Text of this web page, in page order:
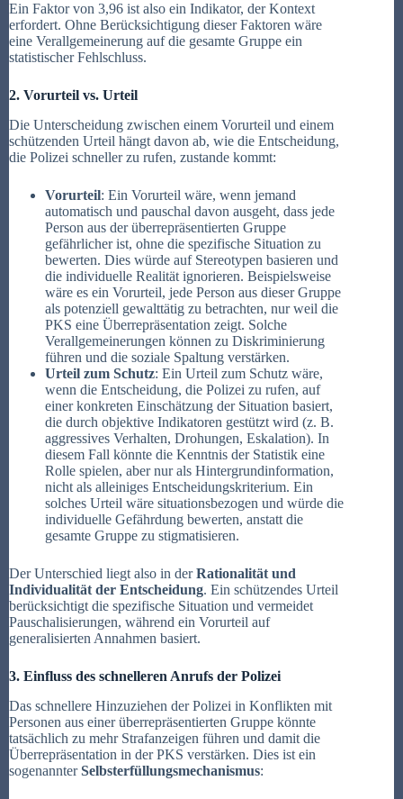
Ein Faktor von 3,96 ist also ein Indikator, der Kontext
erfordert. Ohne Berücksichtigung dieser Faktoren wäre
eine Verallgemeinerung auf die gesamte Gruppe ein
statistischer Fehlschluss.
2. Vorurteil vs. Urteil
Die Unterscheidung zwischen einem Vorurteil und einem
schützenden Urteil hängt davon ab, wie die Entscheidung,
die Polizei schneller zu rufen, zustande kommt:
Vorurteil: Ein Vorurteil wäre, wenn jemand
automatisch und pauschal davon ausgeht, dass jede
Person aus der überrepräsentierten Gruppe
gefährlicher ist, ohne die spezifische Situation zu
bewerten. Dies würde auf Stereotypen basieren und
die individuelle Realität ignorieren. Beispielsweise
wäre es ein Vorurteil, jede Person aus dieser Gruppe
als potenziell gewalttätig zu betrachten, nur weil die
PKS eine Überrepräsentation zeigt. Solche
Verallgemeinerungen können zu Diskriminierung
führen und die soziale Spaltung verstärken.
Urteil zum Schutz: Ein Urteil zum Schutz wäre,
wenn die Entscheidung, die Polizei zu rufen, auf
einer konkreten Einschätzung der Situation basiert,
die durch objektive Indikatoren gestützt wird (z. B.
aggressives Verhalten, Drohungen, Eskalation). In
diesem Fall könnte die Kenntnis der Statistik eine
Rolle spielen, aber nur als Hintergrundinformation,
nicht als alleiniges Entscheidungskriterium. Ein
solches Urteil wäre situationsbezogen und würde die
individuelle Gefährdung bewerten, anstatt die
gesamte Gruppe zu stigmatisieren.
Der Unterschied liegt also in derRationalität und
Individualität der Entscheidung. Ein schützendes Urteil
berücksichtigt die spezifische Situation und vermeidet
Pauschalisierungen, während ein Vorurteil auf
generalisierten Annahmen basiert.
3. Einfluss des schnelleren Anrufs der Polizei
Das schnellere Hinzuziehen der Polizei in Konflikten mit
Personen aus einer überrepräsentierten Gruppe könnte
tatsächlich zu mehr Strafanzeigen führen und damit die
Überrepräsentation in der PKS verstärken. Dies ist ein
sogenannterSelbsterfüllungsmechanismus: